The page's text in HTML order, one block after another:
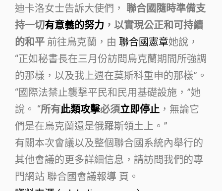
迪卡洛女士告訴大使們， 聯合國隨時準備支
持一切有意義的努力 ，以實現公正和可持續
的和平 前往烏克蘭，由 聯合國憲章她說，
“正如秘書長在三月份訪問烏克蘭期間所強調
的那樣，以及我上週在莫斯科重申的那樣”。
“國際法禁止襲擊平民和民用基礎設施，”她
說。 “所有此類攻擊必須立即停止 ，無論它
們是在烏克蘭還是俄羅斯領土上。”
有關本次會議以及整個聯合國系統內舉行的
其他會議的更多詳細信息，請訪問我們的專
門網站 聯合國會議報導 頁。